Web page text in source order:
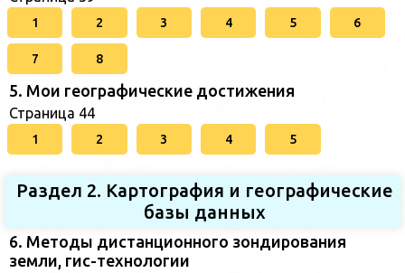
1 2 3 4 5 6
7 8
5. Мои географические достижения
Страница 44
1 2 3 4 5
Раздел 2. Картография и географические
базы данных
6. Методы дистанционного зондирования
земли, гис-технологии